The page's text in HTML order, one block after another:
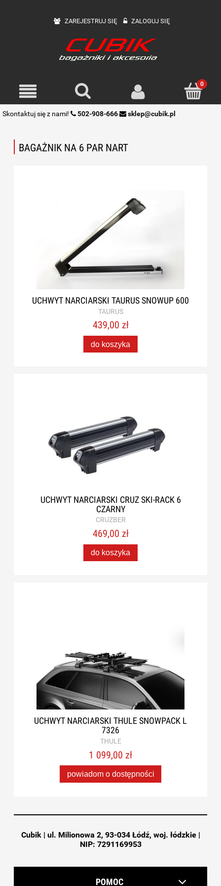
ZAREJESTRUJ SIĘ ZALOGUJ SIĘ
Skontaktuj się z nami! 502-908-666 sklep@cubik.pl
BAGAŻNIK NA 6 PAR NART
UCHWYT NARCIARSKI TAURUS SNOWUP 600
TAURUS
439,00 zł
do koszyka
UCHWYT NARCIARSKI CRUZ SKI-RACK 6
CZARNY
CRUZBER
469,00 zł
do koszyka
UCHWYT NARCIARSKI THULE SNOWPACK L
7326
THULE
1 099,00 zł
powiadom o dostępności
Cubik | ul. Milionowa 2, 93-034 Łódź, woj. łódzkie |
NIP: 7291169953
POMOC